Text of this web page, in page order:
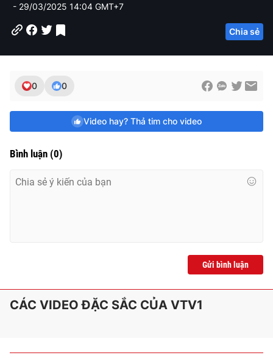
- 29/03/2025 14:04 GMT+7
Chia sẻ
0 0
Video hay? Thả tim cho video
Bình luận (0)
Gửi bình luận
CÁC VIDEO ĐẶC SẮC CỦA VTV1